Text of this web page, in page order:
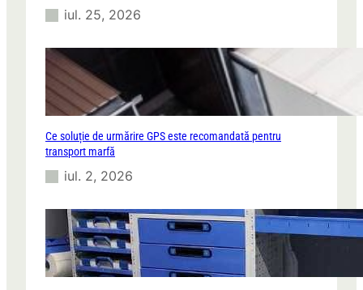
iul. 25, 2026
Ce soluție de urmărire GPS este recomandată pentru
transport marfă
iul. 2, 2026